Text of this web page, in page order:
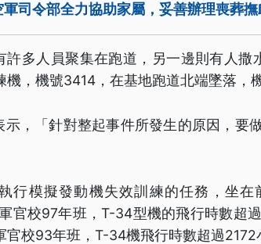
司令部全力協助家屬，妥善辦理喪葬撫
許多人員聚集在跑道，另一邊則有人撒
，機號3414，在基地跑道北端墜落，
，「針對整起事件所發生的原因，要
行模擬發動機失效訓練的任務，坐
官校97年班，T-34型機的飛行時數超
校93年班，T-34機飛行時數超過2172